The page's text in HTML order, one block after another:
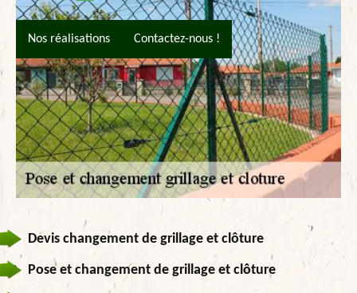
Nos réalisations Contactez-nous !
Devis changement de grillage et clôture
Pose et changement de grillage et clôture